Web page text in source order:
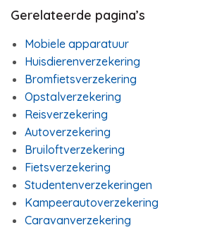
Gerelateerde pagina’s
Mobiele apparatuur
Huisdierenverzekering
Bromfietsverzekering
Opstalverzekering
Reisverzekering
Autoverzekering
Bruiloftverzekering
Fietsverzekering
Studentenverzekeringen
Kampeerautoverzekering
Caravanverzekering